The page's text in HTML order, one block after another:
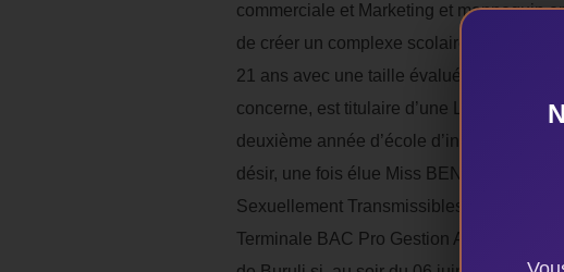
commerciale et Marketing et mannequin
de créer un complexe scolaire pour les
21 ans avec une taille évaluée à 1m71.
concerne, est titulaire d’une Licence de
deuxième année d’école d’infirmière.
désir, une fois élue Miss BENIN France
Sexuellement Transmissibles).
Terminale BAC Pro Gestion